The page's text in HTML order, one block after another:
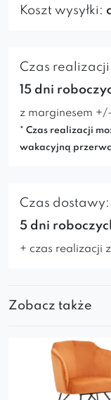
Koszt wysyłki:
Czas
15 dni
z marginesem
* Czas realizacji
wakacyjną
Czas dostawy:
5 dni
+ czas realizacji
Zobacz także